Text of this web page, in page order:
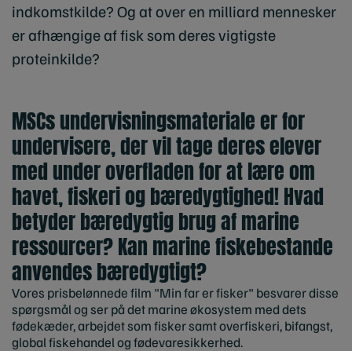
indkomstkilde? Og at over en milliard mennesker
er afhængige af fisk som deres vigtigste
proteinkilde?
MSCs undervisningsmateriale er for
undervisere, der vil tage deres elever
med under overfladen for at lære om
havet, fiskeri og bæredygtighed! Hvad
betyder bæredygtig brug af marine
ressourcer? Kan marine fiskebestande
anvendes bæredygtigt?
Vores prisbelønnede film "Min far er fisker" besvarer disse
spørgsmål og ser på det marine økosystem med dets
fødekæder, arbejdet som fisker samt overfiskeri, bifangst,
global fiskehandel og fødevaresikkerhed.